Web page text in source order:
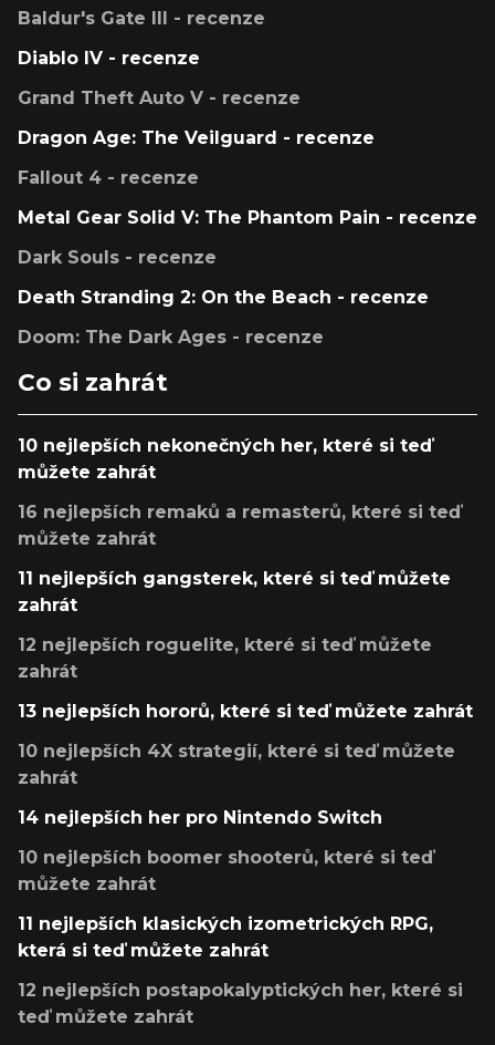
Baldur's Gate III - recenze
Diablo IV - recenze
Grand Theft Auto V - recenze
Dragon Age: The Veilguard - recenze
Fallout 4 - recenze
Metal Gear Solid V: The Phantom Pain - recenze
Dark Souls - recenze
Death Stranding 2: On the Beach - recenze
Doom: The Dark Ages - recenze
Co si zahrát
10 nejlepších nekonečných her, které si teď
můžete zahrát
16 nejlepších remaků a remasterů, které si teď
můžete zahrát
11 nejlepších gangsterek, které si teď můžete
zahrát
12 nejlepších roguelite, které si teď můžete
zahrát
13 nejlepších hororů, které si teď můžete zahrát
10 nejlepších 4X strategií, které si teď můžete
zahrát
14 nejlepších her pro Nintendo Switch
10 nejlepších boomer shooterů, které si teď
můžete zahrát
11 nejlepších klasických izometrických RPG,
která si teď můžete zahrát
12 nejlepších postapokalyptických her, které si
teď můžete zahrát